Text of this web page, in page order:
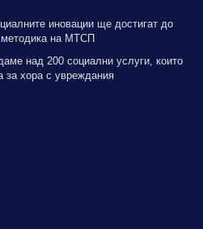
иновации ще достигат до
методика на МТСП
над 200 социални услуги, които
за хора с увреждания